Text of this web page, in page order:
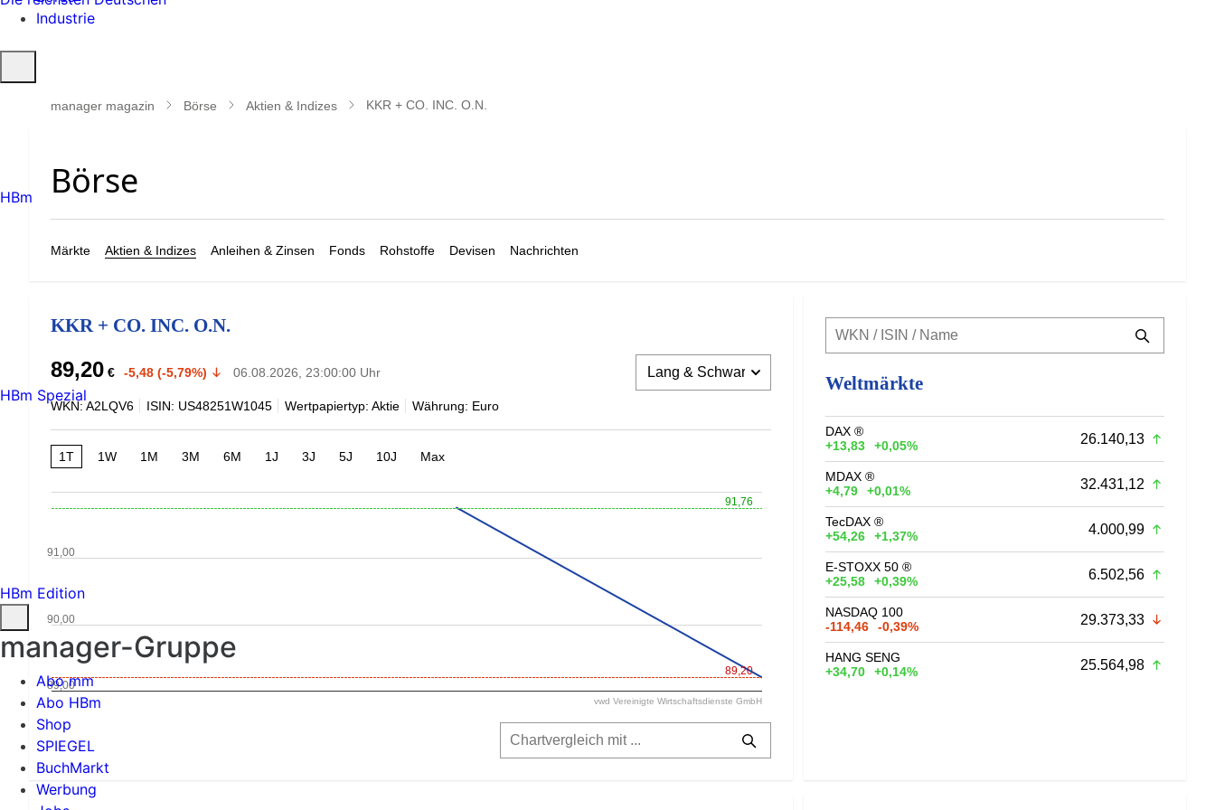
Industrie
öffnen
manager magazin Börse Aktien & Indizes KKR + CO. INC. O.N.
Märkte Aktien & Indizes Anleihen & Zinsen Fonds Rohstoffe Devisen Nachrichten
KKR + CO. INC. O.N.
89,20 € -5,48 (-5,79%) 06.08.2026, 23:00:00 Uhr
WKN: A2LQV6 ISIN: US48251W1045 Wertpapiertyp: Aktie Währung: Euro
1T 1W 1M 3M 6M 1J 3J 5J 10J Max
91,76
89,20
89,00
90,00
91,00
vwd Vereinigte Wirtschaftsdienste GmbH
Weltmärkte
DAX ®
+13,83
+0,05% 26.140,13
MDAX ®
+4,79
+0,01% 32.431,12
TecDAX ®
+54,26
+1,37% 4.000,99
E-STOXX 50 ®
+25,58
+0,39% 6.502,56
NASDAQ 100
-114,46
-0,39% 29.373,33
HANG SENG
+34,70
+0,14% 25.564,98
HBm
HBm Spezial
HBm Edition
manager-Gruppe
Abo mm
Abo HBm
Shop
SPIEGEL
BuchMarkt
Werbung